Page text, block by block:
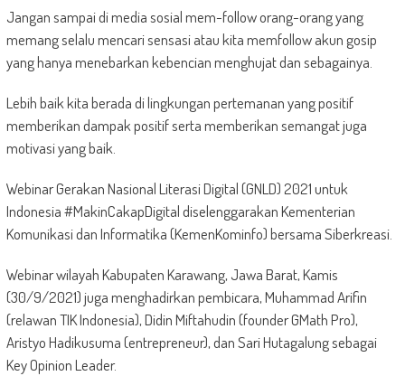
Jangan sampai di media sosial mem-follow orang-orang yang
memang selalu mencari sensasi atau kita memfollow akun gosip
yang hanya menebarkan kebencian menghujat dan sebagainya.
Lebih baik kita berada di lingkungan pertemanan yang positif
memberikan dampak positif serta memberikan semangat juga
motivasi yang baik.
Webinar Gerakan Nasional Literasi Digital (GNLD) 2021 untuk
Indonesia #MakinCakapDigital diselenggarakan Kementerian
Komunikasi dan Informatika (KemenKominfo) bersama Siberkreasi.
Webinar wilayah Kabupaten Karawang, Jawa Barat, Kamis
(30/9/2021) juga menghadirkan pembicara, Muhammad Arifin
(relawan TIK Indonesia), Didin Miftahudin (founder GMath Pro),
Aristyo Hadikusuma (entrepreneur), dan Sari Hutagalung sebagai
Key Opinion Leader.